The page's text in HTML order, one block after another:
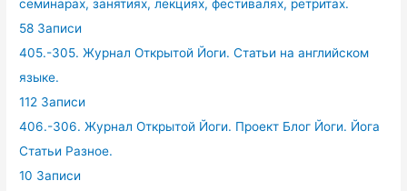
семинарах, занятиях, лекциях, фестивалях, ретритах.
58 Записи
405.-305. Журнал Открытой Йоги. Статьи на английском
языке.
112 Записи
406.-306. Журнал Открытой Йоги. Проект Блог Йоги. Йога
Статьи Разное.
10 Записи